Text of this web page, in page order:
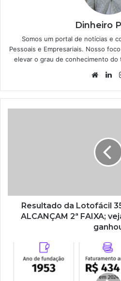
Dinheiro
Somos um portal de notícias e
Pessoais e Empresariais. Nosso
elevar o grau de conhecimento do
Resultado da Lotofácil
ALCANÇAM 2ª FAIXA;